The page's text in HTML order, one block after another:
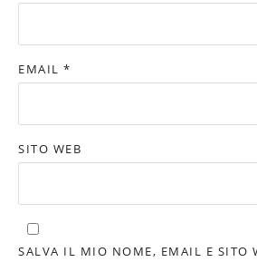
EMAIL *
SITO WEB
SALVA IL MIO NOME, EMAIL E SITO